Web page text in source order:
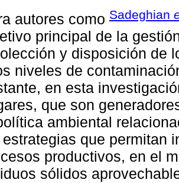
autores como Sadeghian
principal de la
y disposición de
niveles de
en esta
que son
ambiental
que permitan
productivos, en el
sólidos